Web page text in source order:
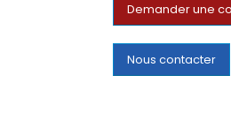
Demander une
Nous contacter